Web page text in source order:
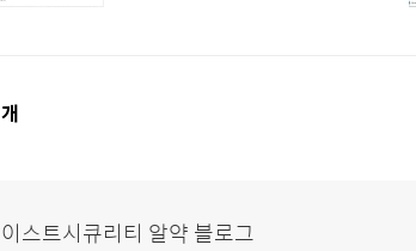
개
이스트시큐리티 알약 블로그